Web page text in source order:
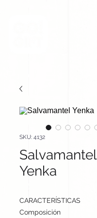
SKU: 4132
Salvamantel
Yenka
CARACTERÍSTICAS
Composición